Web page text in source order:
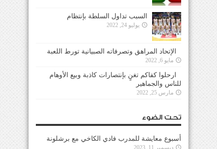
السبب تداول السلطة بإنتظام
يوليو 24, 2022
الإتحاد المراهق وتصرفاته الصبيانية تورط اللعبة
مايو 6, 2022
ارحلوا كفاكم تغنٍ بإنتصارات كاذبة وبيع الأوهام
للناس والجماهير
مارس 25, 2022
تحت الضوء
أسبوع معايشة للمدرب فادي الكاخي مع برشلونة
ديسمبر 11, 2023